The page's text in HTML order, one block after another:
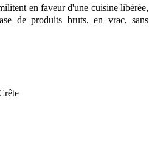
en faveur d'une cuisine libérée,
de produits bruts, en vrac, sans